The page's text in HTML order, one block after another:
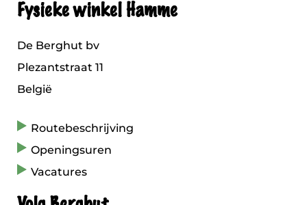
Fysieke winkel Hamme
De Berghut bv
Plezantstraat 11
België
Routebeschrijving
Openingsuren
Vacatures